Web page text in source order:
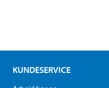
KUNDESERVICE